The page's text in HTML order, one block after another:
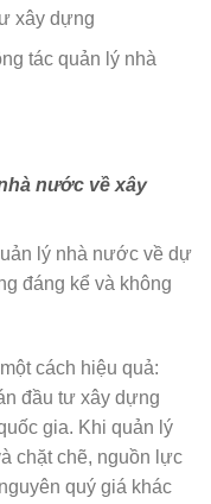
xây dựng
tác quản lý nhà
nước về xây
lý nhà nước về dự
đáng kể và không
cách hiệu quả:
đầu tư xây dựng
gia. Khi quản lý
chặt chẽ, nguồn lực
quý giá khác